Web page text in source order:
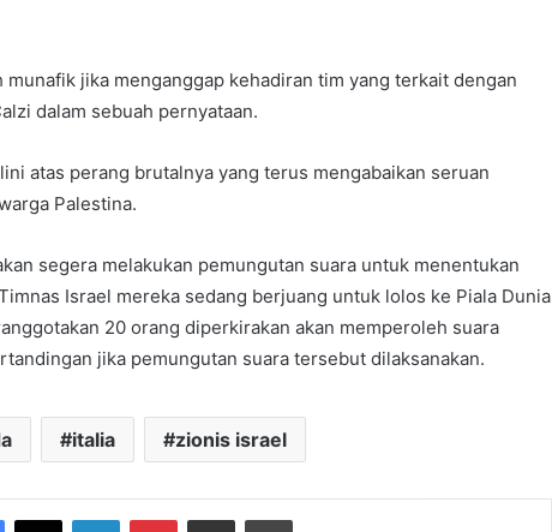
jika menganggap kehadiran tim yang terkait dengan
dalam sebuah pernyataan.
atas perang brutalnya yang terus mengabaikan seruan
Palestina.
segera melakukan pemungutan suara untuk menentukan
Israel mereka sedang berjuang untuk lolos ke Piala Dunia
20 orang diperkirakan akan memperoleh suara
jika pemungutan suara tersebut dilaksanakan.
italia zionis israel
Facebook
X LinkedInPinterestShare via Email Print